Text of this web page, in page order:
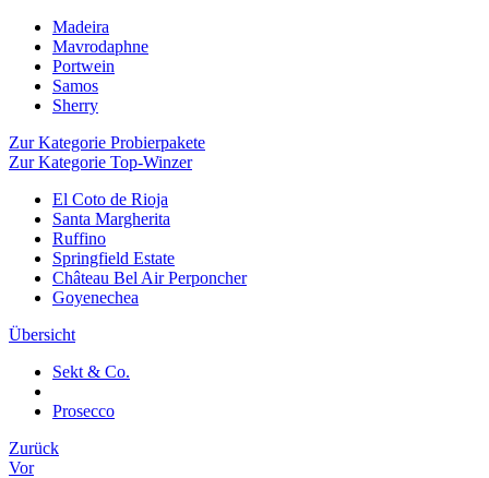
Madeira
Mavrodaphne
Portwein
Samos
Sherry
Zur Kategorie Probierpakete
Zur Kategorie Top-Winzer
El Coto de Rioja
Santa Margherita
Ruffino
Springfield Estate
Château Bel Air Perponcher
Goyenechea
Übersicht
Sekt & Co.
Prosecco
Zurück
Vor